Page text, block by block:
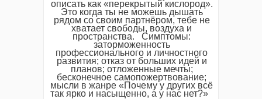
описать как «перекрытый кислород».
Это когда ты не можешь дышать
рядом со своим партнёром, тебе не
хватает свободы, воздуха и
пространства. Симптомы:
заторможенность
профессионального и личностного
развития; отказ от больших идей и
планов; отложенные мечты;
бесконечное самопожертвование;
мысли в жанре «Почему у других всё
так ярко и насыщенно, а у нас нет?»